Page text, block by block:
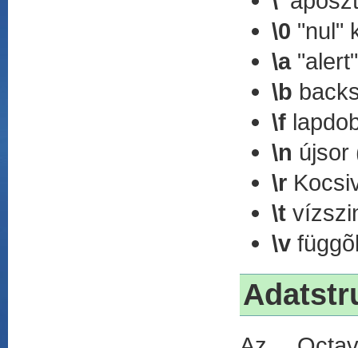
\0 "nul"
\a
\b
\f
\n újsor
\r
\t
\v